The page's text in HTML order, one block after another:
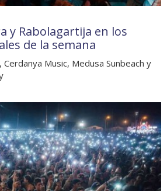
y Rabolagartija en los
de la semana
Music, Medusa Sunbeach y